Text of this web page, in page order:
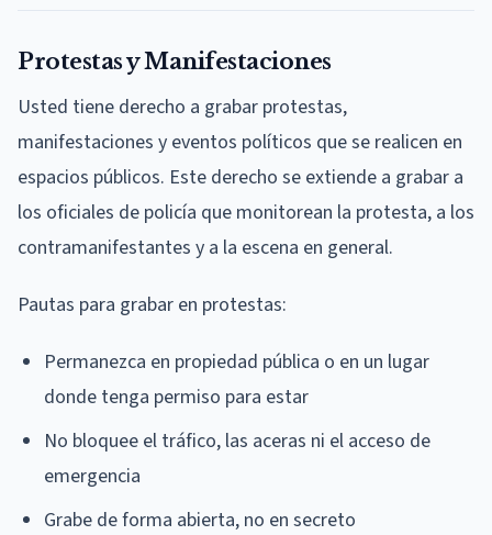
Protestas y Manifestaciones
Usted tiene derecho a grabar protestas,
manifestaciones y eventos políticos que se realicen en
espacios públicos. Este derecho se extiende a grabar a
los oficiales de policía que monitorean la protesta, a los
contramanifestantes y a la escena en general.
Pautas para grabar en protestas:
Permanezca en propiedad pública o en un lugar
donde tenga permiso para estar
No bloquee el tráfico, las aceras ni el acceso de
emergencia
Grabe de forma abierta, no en secreto